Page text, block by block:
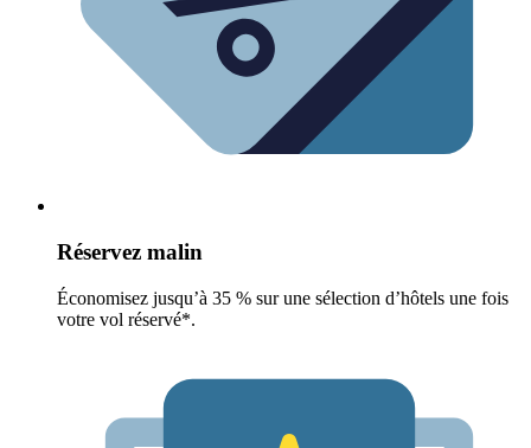
Réservez malin
Économisez jusqu’à 35 % sur une sélection d’hôtels une fois
votre vol réservé*.